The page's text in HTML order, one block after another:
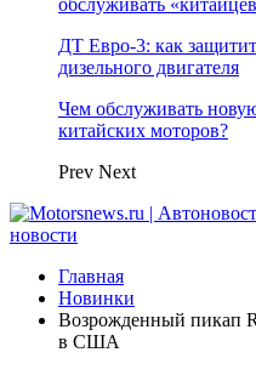
обслуживать
ДТ Евро-3: как
дизельного двигателя
Чем обслуживать
китайских моторов?
Prev Next
Главная
Новинки
Возрожденный пикап
в США